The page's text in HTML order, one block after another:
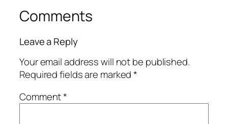
Comments
Leave a Reply
Your email address will not be published.
Required fields are marked*
Comment*